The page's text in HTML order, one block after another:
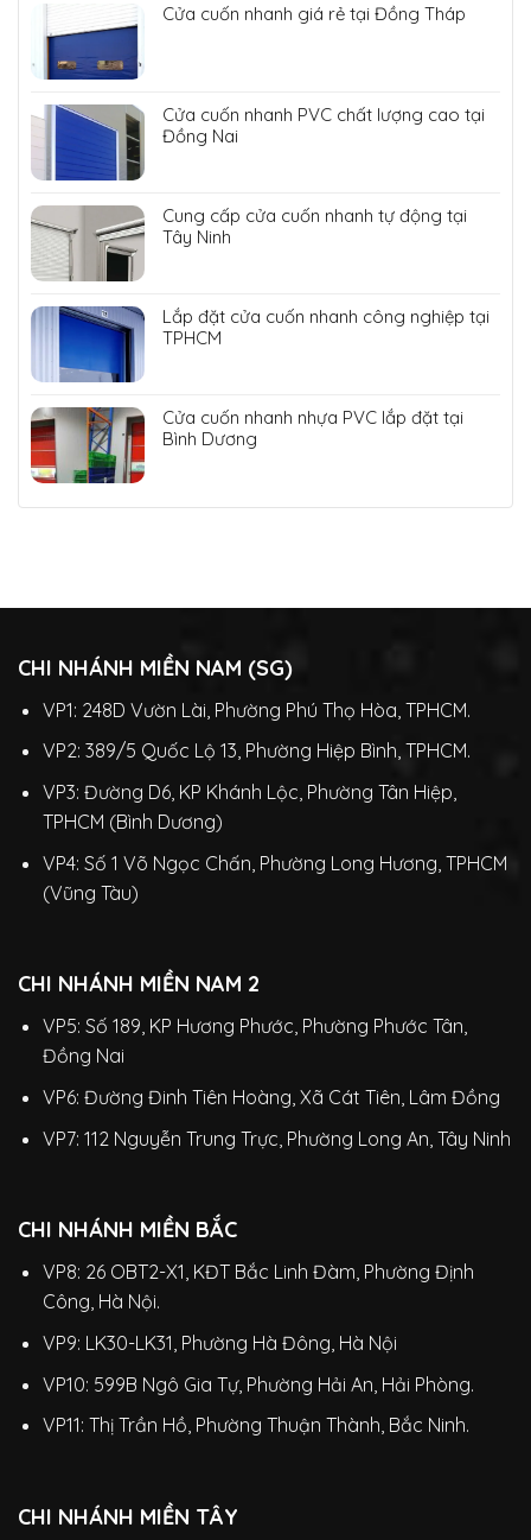
Cửa cuốn nhanh giá rẻ tại Đồng Tháp
Cửa cuốn nhanh PVC chất lượng cao tại
Đồng Nai
Cung cấp cửa cuốn nhanh tự động tại
Tây Ninh
Lắp đặt cửa cuốn nhanh công nghiệp tại
TPHCM
Cửa cuốn nhanh nhựa PVC lắp đặt tại
Bình Dương
CHI NHÁNH MIỀN NAM (SG)
VP1: 248D Vườn Lài, Phường Phú Thọ Hòa, TPHCM.
VP2: 389/5 Quốc Lộ 13, Phường Hiệp Bình, TPHCM.
VP3: Đường D6, KP Khánh Lộc, Phường Tân Hiệp,
TPHCM (Bình Dương)
VP4: Số 1 Võ Ngọc Chấn, Phường Long Hương, TPHCM
(Vũng Tàu)
CHI NHÁNH MIỀN NAM 2
VP5: Số 189, KP Hương Phước, Phường Phước Tân,
Đồng Nai
VP6: Đường Đinh Tiên Hoàng, Xã Cát Tiên, Lâm Đồng
VP7: 112 Nguyễn Trung Trực, Phường Long An, Tây Ninh
CHI NHÁNH MIỀN BẮC
VP8: 26 OBT2-X1, KĐT Bắc Linh Đàm, Phường Định
Công, Hà Nội.
VP9: LK30-LK31, Phường Hà Đông, Hà Nội
VP10: 599B Ngô Gia Tự, Phường Hải An, Hải Phòng.
VP11: Thị Trần Hồ, Phường Thuận Thành, Bắc Ninh.
CHI NHÁNH MIỀN TÂY